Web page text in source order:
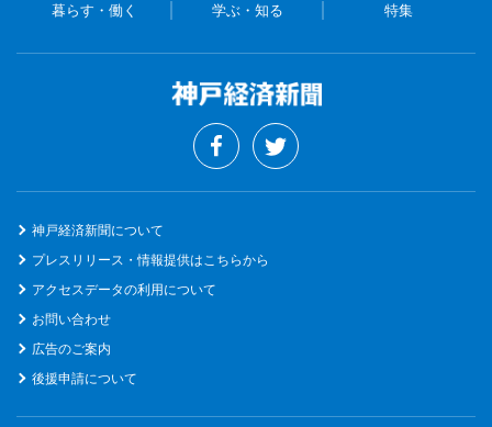
暮らす・働く 学ぶ・知る 特集
神戸経済新聞について
プレスリリース・情報提供はこちらから
アクセスデータの利用について
お問い合わせ
広告のご案内
後援申請について